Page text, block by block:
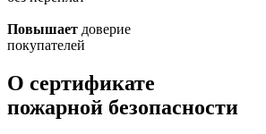
Повышает доверие
покупателей
О сертификате
пожарной безопасности